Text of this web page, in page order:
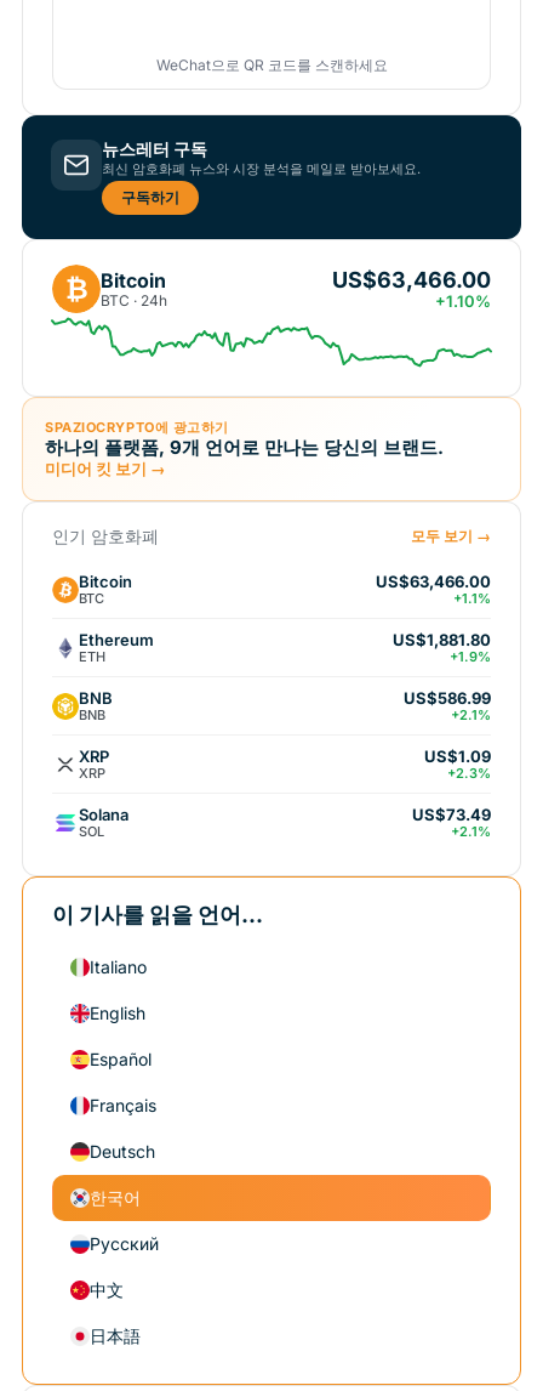
WeChat으로 QR 코드를 스캔하세요
뉴스레터 구독
최신 암호화폐 뉴스와 시장 분석을 메일로 받아보세요.
구독하기
₿ Bitcoin
BTC · 24h
US$63,466.00
+1.10%
SPAZIOCRYPTO에 광고하기
하나의 플랫폼, 9개 언어로 만나는 당신의 브랜드.
미디어 킷 보기 →
인기 암호화폐 모두 보기 →
Bitcoin
BTC
US$63,466.00
+1.1%
Ethereum
ETH
US$1,881.80
+1.9%
BNB
BNB
US$586.99
+2.1%
XRP
XRP
US$1.09
+2.3%
Solana
SOL
US$73.49
+2.1%
이 기사를 읽을 언어...
Italiano
English
Español
Français
Deutsch
한국어
Русский
中文
日本語